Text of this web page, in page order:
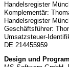
Handelsregister
Komplementär:
Handelsregister
Geschäftsführer:
Umsatzsteuer-
DE 214455959
Design und